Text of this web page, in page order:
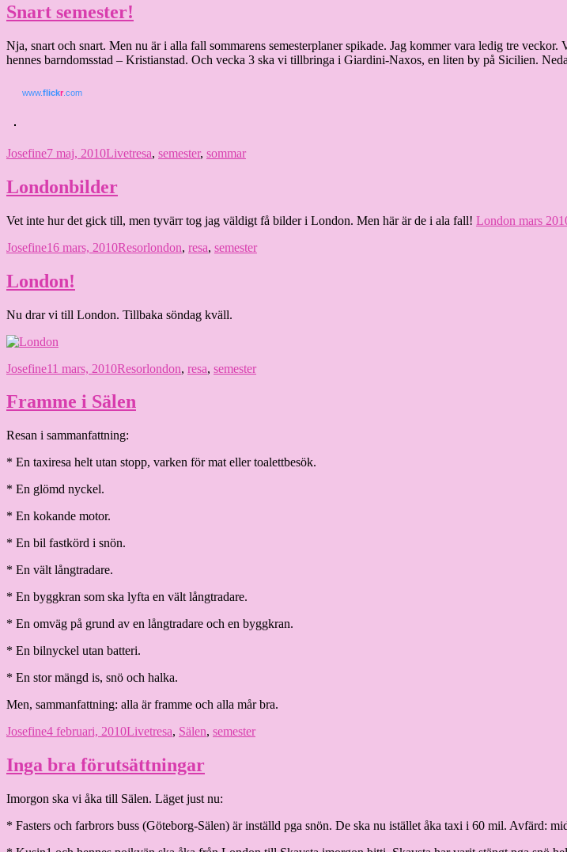
Snart semester!
Nja, snart och snart. Men nu är i alla fall sommarens semesterplaner spikade. Jag kommer vara ledig tre
hennes barndomsstad – Kristianstad. Och vecka 3 ska vi tillbringa i Giardini-Naxos, en liten by på Sicilien.
www.flickr .com
Författare
JosefinePublicerat
7 maj, 2010Kategorier
LivetEtiketter
resa, semester, sommar
Londonbilder
Vet inte hur det gick till, men tyvärr tog jag väldigt få bilder i London. Men här är de i ala fall! London mars
Författare
JosefinePublicerat
16 mars, 2010Kategorier
ResorEtiketter
london, resa, semester
London!
Nu drar vi till London. Tillbaka söndag kväll.
Författare
JosefinePublicerat
11 mars, 2010Kategorier
ResorEtiketter
london, resa, semester
Framme i Sälen
Resan i sammanfattning:
* En taxiresa helt utan stopp, varken för mat eller toalettbesök.
* En glömd nyckel.
* En kokande motor.
* En bil fastkörd i snön.
* En vält långtradare.
* En byggkran som ska lyfta en vält långtradare.
* En omväg på grund av en långtradare och en byggkran.
* En bilnyckel utan batteri.
* En stor mängd is, snö och halka.
Men, sammanfattning: alla är framme och alla mår bra.
Författare
JosefinePublicerat
4 februari, 2010Kategorier
LivetEtiketter
resa, Sälen, semester
Inga bra förutsättningar
Imorgon ska vi åka till Sälen. Läget just nu:
* Fasters och farbrors buss (Göteborg-Sälen) är inställd pga snön. De ska nu istället åka taxi i 60 mil. Avfärd: